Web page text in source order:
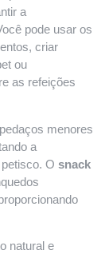
a
pode usar os
criar
ou
as refeições
menores
a
O snack
natural e